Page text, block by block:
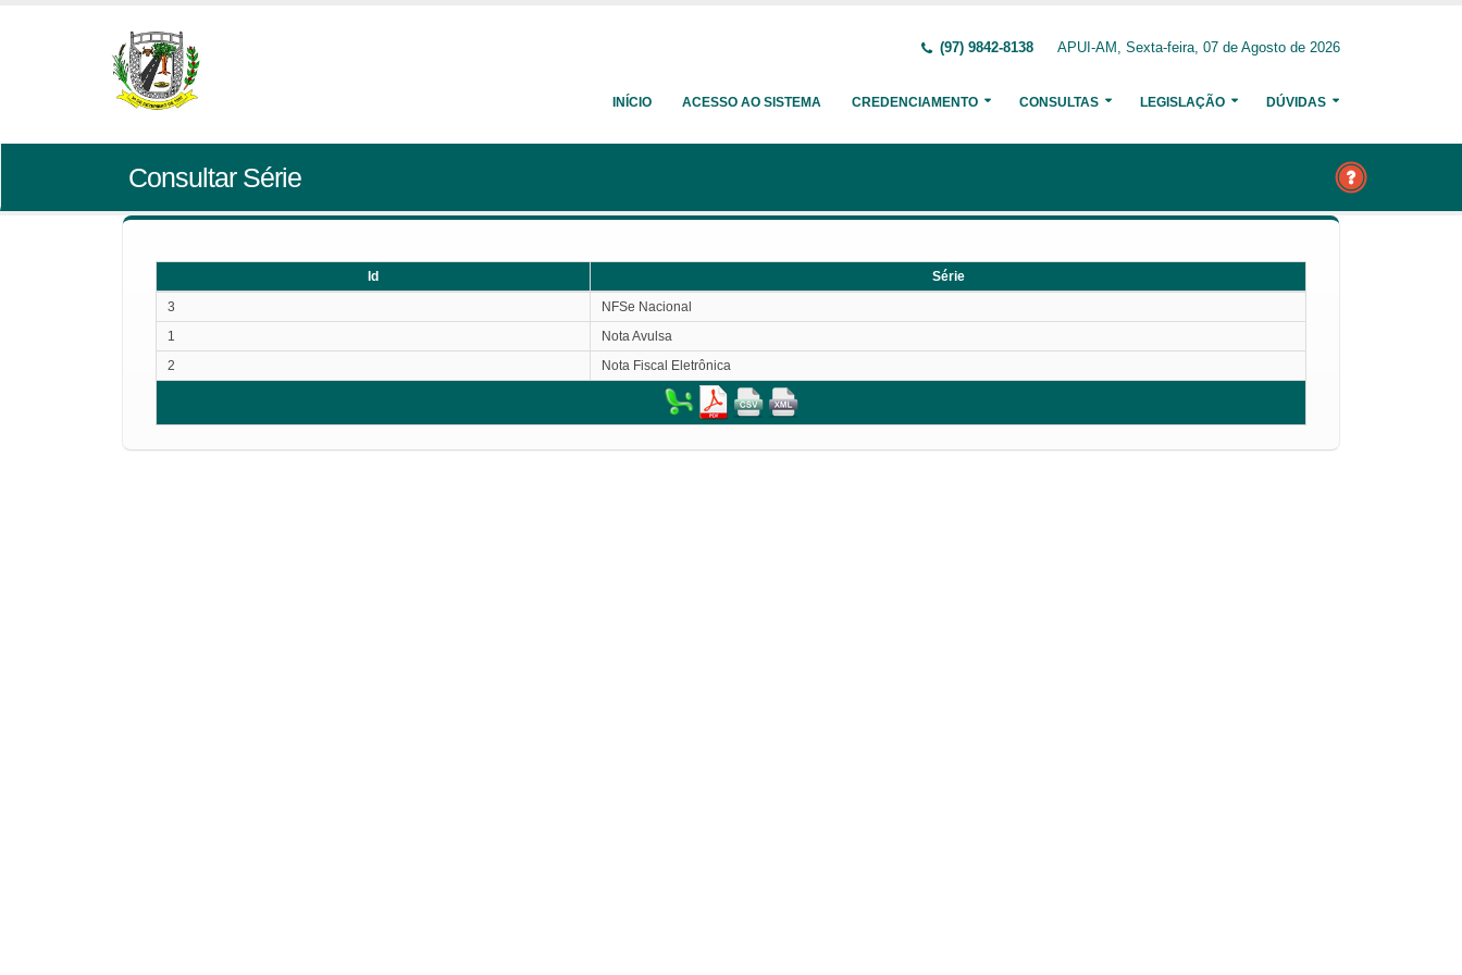
(97) 9842-8138 APUI-AM, Sexta-feira, 07 de Agosto de 2026
INÍCIO ACESSO AO SISTEMA CREDENCIAMENTO CONSULTAS LEGISLAÇÃO DÚVIDAS
Consultar Série
Id
Série
3
NFSe Nacional
1
Nota Avulsa
2
Nota Fiscal Eletrônica